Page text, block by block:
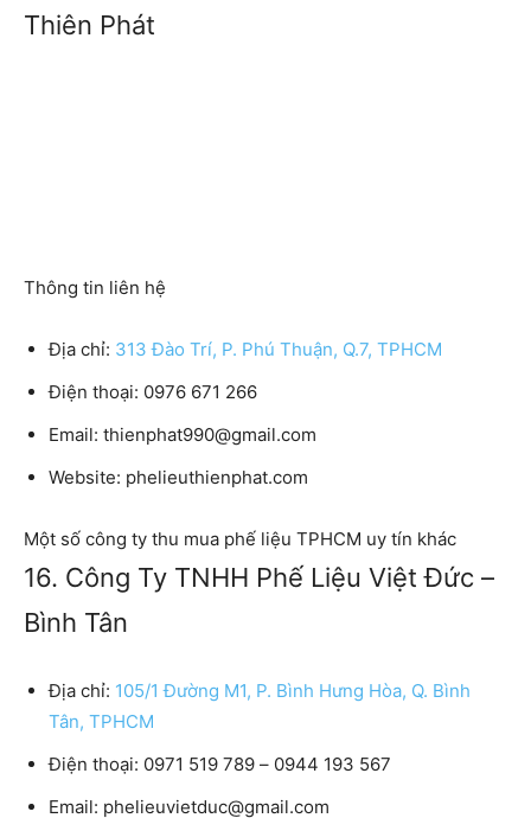
Thiên Phát
Thông tin liên hệ
Địa chỉ: 313 Đào Trí, P. Phú Thuận, Q.7, TPHCM
Điện thoại: 0976 671 266
Email: thienphat990@gmail.com
Website: phelieuthienphat.com
Một số công ty thu mua phế liệu TPHCM uy tín khác
16. Công Ty TNHH Phế Liệu Việt Đức –
Bình Tân
Địa chỉ: 105/1 Đường M1, P. Bình Hưng Hòa, Q. Bình
Tân, TPHCM
Điện thoại: 0971 519 789 – 0944 193 567
Email: phelieuvietduc@gmail.com